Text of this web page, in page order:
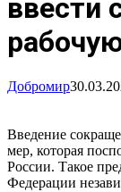
ввести
Добромир
Введение
мер, которая
России. Такое
Федерации